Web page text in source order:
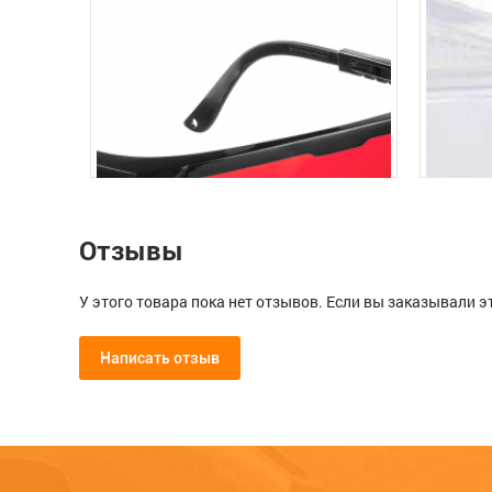
Очки защитные с регулируемыми по
Очки
Отзывы
У этого товара пока нет отзывов. Если вы заказывали
Написать отзыв